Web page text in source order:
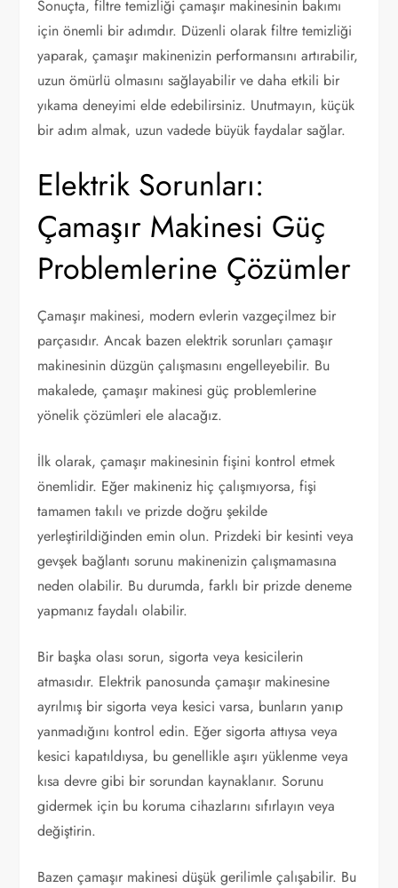
Sonuçta, filtre temizliği çamaşır makinesinin bakımı
için önemli bir adımdır. Düzenli olarak filtre temizliği
yaparak, çamaşır makinenizin performansını artırabilir,
uzun ömürlü olmasını sağlayabilir ve daha etkili bir
yıkama deneyimi elde edebilirsiniz. Unutmayın, küçük
bir adım almak, uzun vadede büyük faydalar sağlar.
Elektrik Sorunları:
Çamaşır Makinesi Güç
Problemlerine Çözümler
Çamaşır makinesi, modern evlerin vazgeçilmez bir
parçasıdır. Ancak bazen elektrik sorunları çamaşır
makinesinin düzgün çalışmasını engelleyebilir. Bu
makalede, çamaşır makinesi güç problemlerine
yönelik çözümleri ele alacağız.
İlk olarak, çamaşır makinesinin fişini kontrol etmek
önemlidir. Eğer makineniz hiç çalışmıyorsa, fişi
tamamen takılı ve prizde doğru şekilde
yerleştirildiğinden emin olun. Prizdeki bir kesinti veya
gevşek bağlantı sorunu makinenizin çalışmamasına
neden olabilir. Bu durumda, farklı bir prizde deneme
yapmanız faydalı olabilir.
Bir başka olası sorun, sigorta veya kesicilerin
atmasıdır. Elektrik panosunda çamaşır makinesine
ayrılmış bir sigorta veya kesici varsa, bunların yanıp
yanmadığını kontrol edin. Eğer sigorta attıysa veya
kesici kapatıldıysa, bu genellikle aşırı yüklenme veya
kısa devre gibi bir sorundan kaynaklanır. Sorunu
gidermek için bu koruma cihazlarını sıfırlayın veya
değiştirin.
Bazen çamaşır makinesi düşük gerilimle çalışabilir. Bu